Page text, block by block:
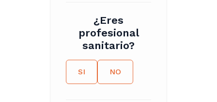
¿Eres
profesional
sanitario?
SI NO